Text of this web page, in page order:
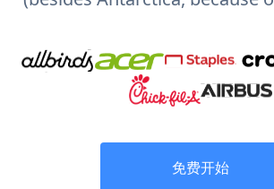
免费开始